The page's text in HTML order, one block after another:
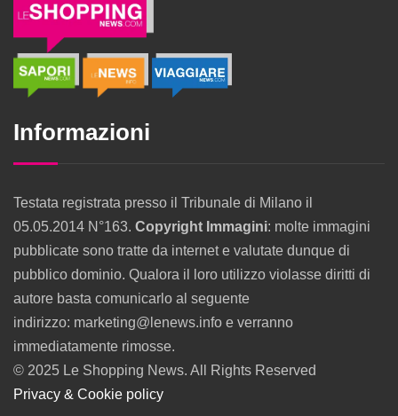
Informazioni
Testata registrata presso il Tribunale di Milano il
05.05.2014 N°163. Copyright Immagini: molte immagini
pubblicate sono tratte da internet e valutate dunque di
pubblico dominio. Qualora il loro utilizzo violasse diritti di
autore basta comunicarlo al seguente
indirizzo: marketing@lenews.info e verranno
immediatamente rimosse.
© 2025 Le Shopping News. All Rights Reserved
Privacy & Cookie policy